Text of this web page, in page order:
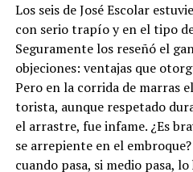
Los seis de José Escolar
con serio trapío y en el tipo
Seguramente los reseñó el
objeciones: ventajas que
Pero en la corrida de marras
torista, aunque respetado
el arrastre, fue infame. ¿Es
se arrepiente en el
cuando pasa, si medio pasa,